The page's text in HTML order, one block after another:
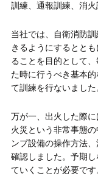
訓練、通報訓練、消火
当社では、自衛消防
きるようにするとと
ることを目的として
た時に行うべき基本
て訓練を行ないました
万が一、出火した際に
火災という非常事態
ンプ設備の操作方法
確認しました。予期
ていくことが必要です